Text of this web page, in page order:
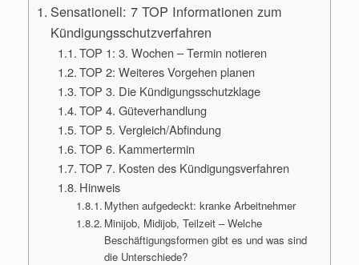
Sensationell: 7 TOP Informationen zum
Kündigungsschutzverfahren
TOP 1: 3. Wochen – Termin notieren
TOP 2: Weiteres Vorgehen planen
TOP 3. Die Kündigungsschutzklage
TOP 4. Güteverhandlung
TOP 5. Vergleich/Abfindung
TOP 6. Kammertermin
TOP 7. Kosten des Kündigungsverfahren
Hinweis
Mythen aufgedeckt: kranke Arbeitnehmer
Minijob, Midijob, Teilzeit – Welche
Beschäftigungsformen gibt es und was sind
die Unterschiede?